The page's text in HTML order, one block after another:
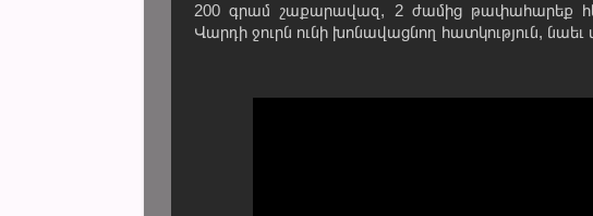
200 գրամ շաքարավազ, 2 ժամից թափահարեք
Վարդի ջուրն ունի խոնավացնող հատկություն, նաեւ